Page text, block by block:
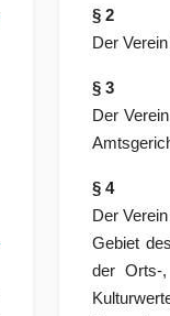
§ 2
Der
§ 3
Der
§ 4
Der
Gebiet
der Orts-